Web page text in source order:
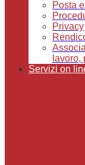
Posta
Privacy
lavoro,
Servizi on